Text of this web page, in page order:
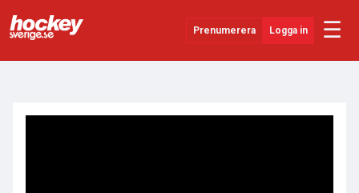
Prenumerera Logga in ☰